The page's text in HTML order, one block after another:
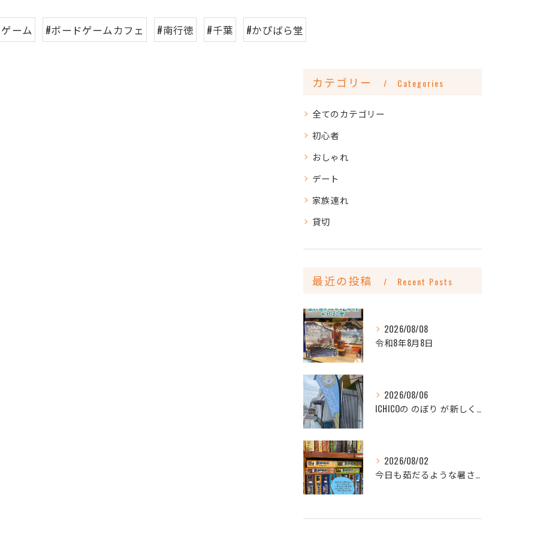
ーム #ボードゲームカフェ #南行徳 #千葉 #かぴばら堂
カテゴリー Categories
全てのカテゴリー
初心者
おしゃれ
デート
家族連れ
貸切
最近の投稿 Recent Posts
2026/08/08
令和8年8月8日
2026/08/06
ICHICOの のぼり が新しくなりました
2026/08/02
今日も茹だるような暑さですね💦